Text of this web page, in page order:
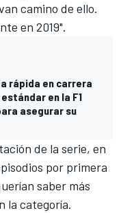
camino de ello.
en 2019".
rápida en carrera
en la F1
asegurar su
de la serie, en
por primera
saber más
la categoría.